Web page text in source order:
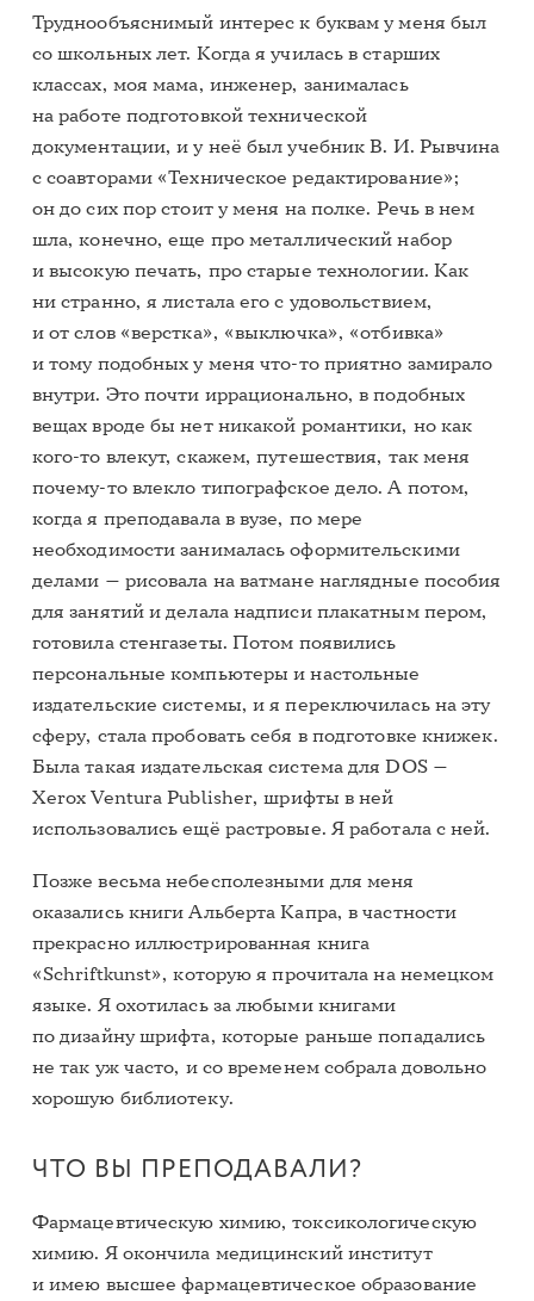
Труднообъяснимый интерес к буквам у меня был
со школьных лет. Когда я училась в старших
классах, моя мама, инженер, занималась
на работе подготовкой технической
документации, и у неё был учебник В. И. Рывчина
с соавторами «Техническое редактирование»;
он до сих пор стоит у меня на полке. Речь в нем
шла, конечно, еще про металлический набор
и высокую печать, про старые технологии. Как
ни странно, я листала его с удовольствием,
и от слов «верстка», «выключка», «отбивка»
и тому подобных у меня что-то приятно замирало
внутри. Это почти иррационально, в подобных
вещах вроде бы нет никакой романтики, но как
кого-то влекут, скажем, путешествия, так меня
почему-то влекло типографское дело. А потом,
когда я преподавала в вузе, по мере
необходимости занималась оформительскими
делами — рисовала на ватмане наглядные пособия
для занятий и делала надписи плакатным пером,
готовила стенгазеты. Потом появились
персональные компьютеры и настольные
издательские системы, и я переключилась на эту
сферу, стала пробовать себя в подготовке книжек.
Была такая издательская система для DOS —
Xerox Ventura Publisher, шрифты в ней
использовались ещё растровые. Я работала с ней.
Позже весьма небесполезными для меня
оказались книги Альберта Капра, в частности
прекрасно иллюстрированная книга
«Schriftkunst», которую я прочитала на немецком
языке. Я охотилась за любыми книгами
по дизайну шрифта, которые раньше попадались
не так уж часто, и со временем собрала довольно
хорошую библиотеку.
ЧТО ВЫ ПРЕПОДАВАЛИ?
Фармацевтическую химию, токсикологическую
химию. Я окончила медицинский институт
и имею высшее фармацевтическое образование